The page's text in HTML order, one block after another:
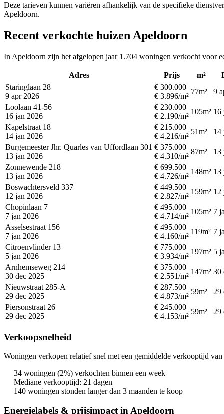
Deze tarieven kunnen variëren afhankelijk van de specifieke
Apeldoorn.
Recent verkochte huizen Apeldoorn
In Apeldoorn zijn het afgelopen jaar 1.704 woningen verkocht voor
Adres Prijs m²
Staringlaan 28
9 apr 2026
€ 300.000
€ 3.896/m²
77m² 9
Loolaan 41-56
16 jan 2026
€ 230.000
€ 2.190/m²
105m² 16
Kapelstraat 18
14 jan 2026
€ 215.000
€ 4.216/m²
51m² 14
Burgemeester Jhr. Quarles van Uffordlaan 301
13 jan 2026
€ 375.000
€ 4.310/m²
87m² 13
Zonnewende 218
13 jan 2026
€ 699.500
€ 4.726/m²
148m² 13
Boswachtersveld 337
12 jan 2026
€ 449.500
€ 2.827/m²
159m² 12
Chopinlaan 7
7 jan 2026
€ 495.000
€ 4.714/m²
105m² 7
Asselsestraat 156
7 jan 2026
€ 495.000
€ 4.160/m²
119m² 7
Citroenvlinder 13
5 jan 2026
€ 775.000
€ 3.934/m²
197m² 5
Arnhemseweg 214
30 dec 2025
€ 375.000
€ 2.551/m²
147m² 30
Nieuwstraat 285-A
29 dec 2025
€ 287.500
€ 4.873/m²
59m² 29
Piersonstraat 26
29 dec 2025
€ 245.000
€ 4.153/m²
59m² 29
Verkoopsnelheid
Woningen verkopen relatief snel met een gemiddelde verkooptijd
34 woningen (2%) verkochten binnen een week
Mediane verkooptijd: 21 dagen
140 woningen stonden langer dan 3 maanden te koop
Energielabels & prijsimpact in Apeldoorn